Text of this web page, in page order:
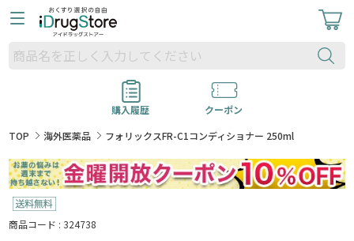
購入履歴
クーポン
TOP
海外医薬品 フォリックスFR-C1コンディショナー 250ml
商品コード : 324738